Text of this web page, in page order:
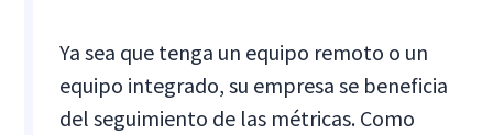
Ya sea que tenga un equipo remoto o un
equipo integrado, su empresa se beneficia
del seguimiento de las métricas. Como